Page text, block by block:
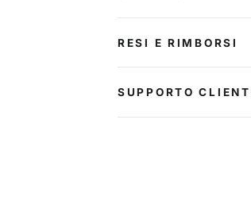
RESI E RIMBORSI
SUPPORTO